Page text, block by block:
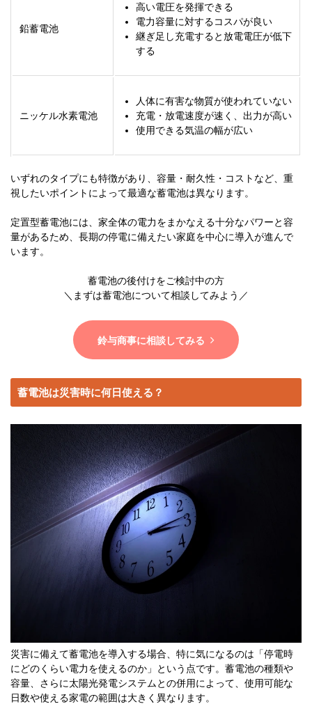
鉛蓄電池
高い電圧を発揮できる
電力容量に対するコスパが良い
継ぎ足し充電すると放電電圧が低下
する
ニッケル水素電池
人体に有害な物質が使われていない
充電・放電速度が速く、出力が高い
使用できる気温の幅が広い
いずれのタイプにも特徴があり、容量・耐久性・コストなど、重
視したいポイントによって最適な蓄電池は異なります。
定置型蓄電池には、家全体の電力をまかなえる十分なパワーと容
量があるため、長期の停電に備えたい家庭を中心に導入が進んで
います。
蓄電池の後付けをご検討中の方
＼まずは蓄電池について相談してみよう／
鈴与商事に相談してみる
蓄電池は災害時に何日使える？
災害に備えて蓄電池を導入する場合、特に気になるのは「停電時
にどのくらい電力を使えるのか」という点です。蓄電池の種類や
容量、さらに太陽光発電システムとの併用によって、使用可能な
日数や使える家電の範囲は大きく異なります。